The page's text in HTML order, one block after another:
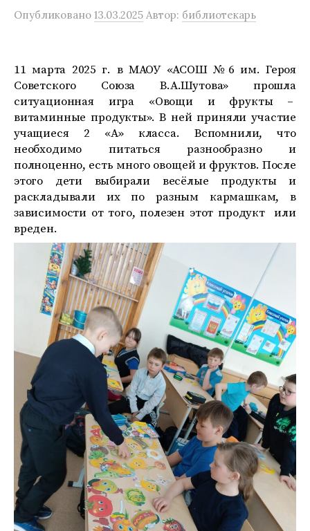
Опубликовано 13.03.2025 Автор: библиотекарь
11 марта 2025 г. в МАОУ «АСОШ №6 им. Героя
Советского Союза В.А.Шутова» прошла
ситуационная игра «Овощи и фрукты –
витаминные продукты». В ней приняли участие
учащиеся 2 «А» класса. Вспомнили, что
необходимо питаться разнообразно и
полноценно, есть много овощей и фруктов. После
этого дети выбирали весёлые продукты и
раскладывали их по разным кармашкам, в
зависимости от того, полезен этот продукт или
вреден.